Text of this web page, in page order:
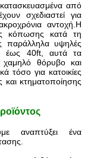
κατασκευασμένα από
σχεδιαστεί για
αντοχή.Η
κόπωσης κατά τη
παράλληλα υψηλές
έως 40ft, αυτά τα
χαμηλό θόρυβο και
τόσο για κατοικίες
και κτηματοποίησης
αναπτύξει ένα